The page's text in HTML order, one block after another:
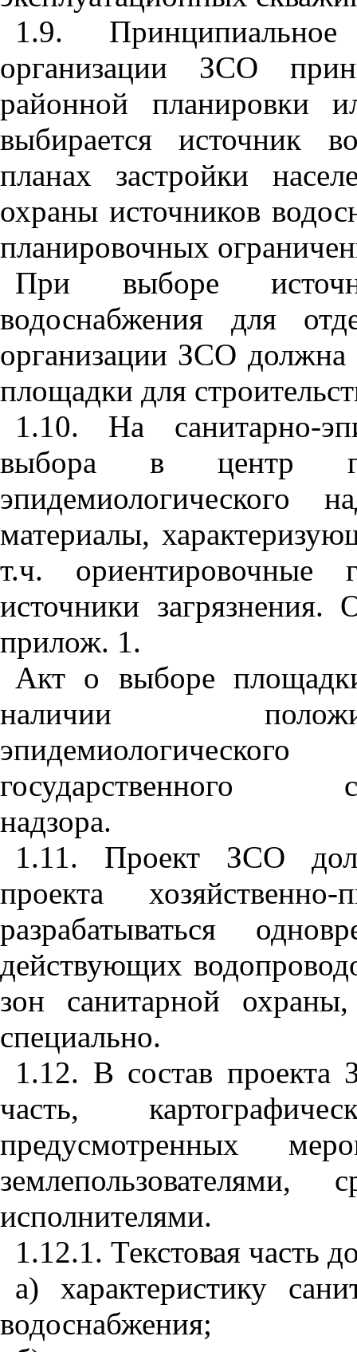
1.9.
организации ЗСО
районной планировки
выбирается источник
планах застройки
охраны источников
планировочных
При выборе
водоснабжения для
организации ЗСО должна
площадки для
1.10. На санитарно-
выбора в центр
эпидемиологического
материалы,
т.ч.
источники загрязнения.
прилож. 1.
Акт о выборе
наличии
государственного
надзора.
1.11. Проект ЗСО
проекта
разрабатываться
действующих
зон санитарной
специально.
1.12. В состав проекта
часть,
предусмотренных
исполнителями.
1.12.1. Текстовая часть
а) характеристику
водоснабжения;